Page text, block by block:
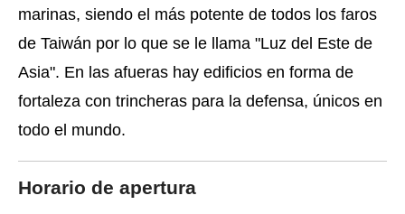
marinas, siendo el más potente de todos los faros
de Taiwán por lo que se le llama "Luz del Este de
Asia". En las afueras hay edificios en forma de
fortaleza con trincheras para la defensa, únicos en
todo el mundo.
Horario de apertura